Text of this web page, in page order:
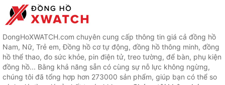
DongHoXWATCH.com chuyên cung cấp thông tin giá cả đồng hồ
Nam, Nữ, Trẻ em, Đồng hồ cơ tự động, đồng hồ thông minh, đồng
hồ thể thao, đo sức khỏe, pin điện tử, treo tường, để bàn, phụ kiện
đồng hồ... Bằng khả năng sẵn có cùng sự nỗ lực không ngừng,
chúng tôi đã tổng hợp hơn 273000 sản phẩm, giúp bạn có thể so